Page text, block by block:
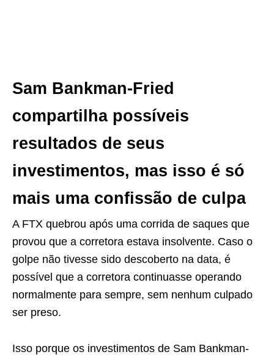
Sam Bankman-Fried
compartilha possíveis
resultados de seus
investimentos, mas isso é só
mais uma confissão de culpa
A FTX quebrou após uma corrida de saques que
provou que a corretora estava insolvente. Caso o
golpe não tivesse sido descoberto na data, é
possível que a corretora continuasse operando
normalmente para sempre, sem nenhum culpado
ser preso.
Isso porque os investimentos de Sam Bankman-